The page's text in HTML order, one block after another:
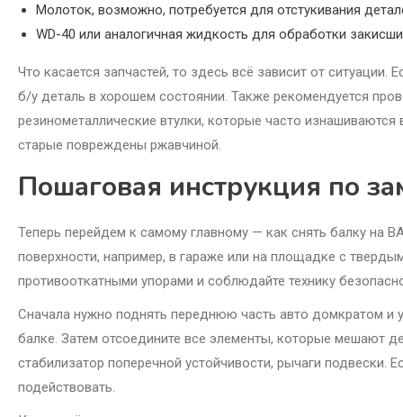
Молоток, возможно, потребуется для отстукивания
WD-40 или аналогичная жидкость для обработки
Что касается запчастей, то здесь всё зависит от
б/у деталь в хорошем состоянии. Также рекомендуется
резинометаллические втулки, которые часто
старые повреждены ржавчиной.
Пошаговая инструкция по
Теперь перейдем к самому главному — как снять балку на
поверхности, например, в гараже или на площадке с
противооткатными упорами и соблюдайте технику
Сначала нужно поднять переднюю часть авто домкратом и
балке. Затем отсоедините все элементы, которые мешают
стабилизатор поперечной устойчивости, рычаги подвески.
подействовать.